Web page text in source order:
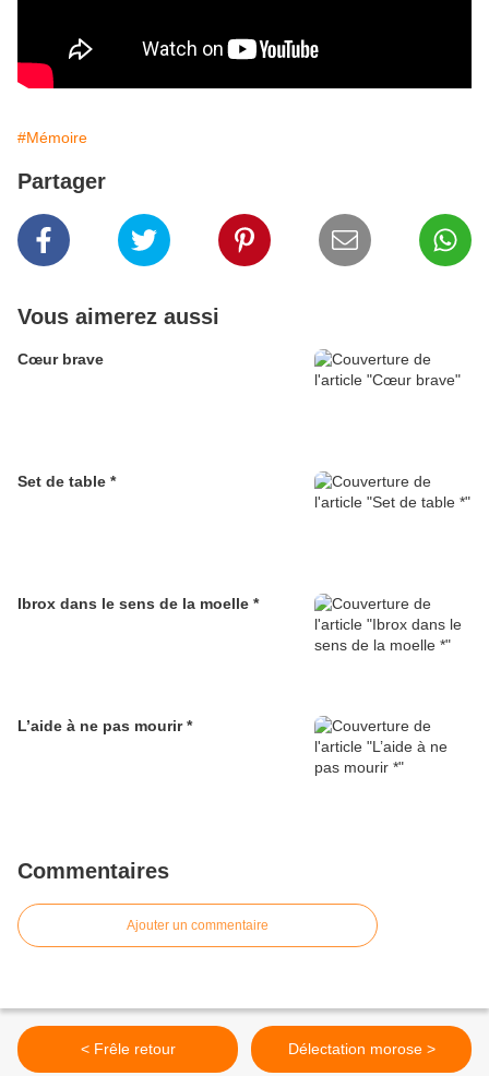
#Mémoire
Partager
Vous aimerez aussi
Cœur brave
Set de table *
Ibrox dans le sens de la moelle *
L’aide à ne pas mourir *
Commentaires
Ajouter un commentaire
< Frêle retour Délectation morose >